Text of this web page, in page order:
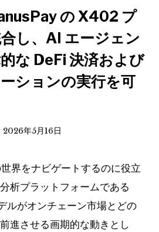
の X402 プ
し、AI エージェン
な DeFi 決済および
ションの実行を可
2026年5月16日
界をナビゲートするのに役立
析プラットフォームである
がオンチェーン市場とどの
進させる画期的な動きとし